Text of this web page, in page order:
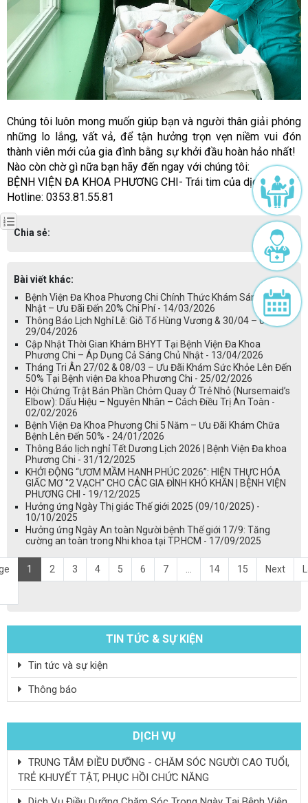
Chúng tôi luôn mong muốn giúp bạn và người thân giải phóng
những lo lắng, vất vả, để tận hưởng trọn vẹn niềm vui đón
thành viên mới của gia đình bằng sự khởi đầu hoàn hảo nhất!
Nào còn chờ gì nữa bạn hãy đến ngay với chúng tôi:
BỆNH VIỆN ĐA KHOA PHƯƠNG CHI- Trái tim của dịch vụ y tế.
Hotline: 0353.81.55.81
Chia sẻ:
Bài viết khác:
Bệnh Viện Đa Khoa Phương Chi Chính Thức Khám Sáng Chủ
Nhật – Ưu Đãi Đến 20% Chi Phí - 14/03/2026
Thông Báo Lịch Nghỉ Lễ: Giỗ Tổ Hùng Vương & 30/04 – 01/05 -
29/04/2026
Cập Nhật Thời Gian Khám BHYT Tại Bệnh Viện Đa Khoa
Phương Chi – Áp Dụng Cả Sáng Chủ Nhật - 13/04/2026
Tháng Tri Ân 27/02 & 08/03 – Ưu Đãi Khám Sức Khỏe Lên Đến
50% Tại Bệnh viện Đa khoa Phương Chi - 25/02/2026
Hội Chứng Trật Bán Phần Chỏm Quay Ở Trẻ Nhỏ (Nursemaid’s
Elbow): Dấu Hiệu – Nguyên Nhân – Cách Điều Trị An Toàn -
02/02/2026
Bệnh Viện Đa Khoa Phương Chi 5 Năm – Ưu Đãi Khám Chữa
Bệnh Lên Đến 50% - 24/01/2026
Thông Báo lịch nghỉ Tết Dương Lịch 2026 | Bệnh Viện Đa khoa
Phương Chi - 31/12/2025
KHỞI ĐỘNG “ƯƠM MẦM HẠNH PHÚC 2026”: HIỆN THỰC HÓA
GIẤC MƠ "2 VẠCH" CHO CÁC GIA ĐÌNH KHÓ KHĂN | BỆNH VIỆN
PHƯƠNG CHI - 19/12/2025
Hưởng ứng Ngày Thị giác Thế giới 2025 (09/10/2025) -
10/10/2025
Hưởng ứng Ngày An toàn Người bệnh Thế giới 17/9: Tăng
cường an toàn trong Nhi khoa tại TP.HCM - 17/09/2025
1 2 3 4 5 6 7 ... 14 15 Next
TIN TỨC & SỰ KIỆN
Tin tức và sự kiện
Thông báo
DỊCH VỤ
TRUNG TÂM ĐIỀU DƯỠNG - CHĂM SÓC NGƯỜI CAO TUỔI,
TRẺ KHUYẾT TẬT, PHỤC HỒI CHỨC NĂNG